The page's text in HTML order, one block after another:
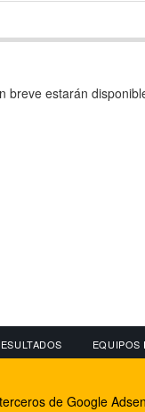
breve estarán
EQUIPOS
de Google